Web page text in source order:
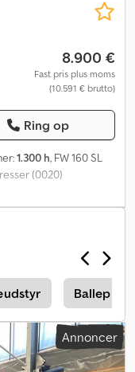
8.900 €
Fast pris plus moms
(10.591 € brutto)
Ring op
1.300 h, FW 160 SL
(0020)
med ringøje
vikle- og
(side) (0080) 2
Seck
Annoncer